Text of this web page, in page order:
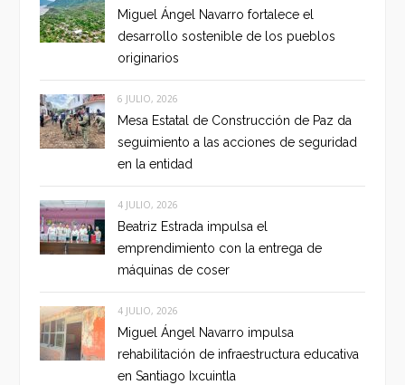
Miguel Ángel Navarro fortalece el
desarrollo sostenible de los pueblos
originarios
6 JULIO, 2026
Mesa Estatal de Construcción de Paz da
seguimiento a las acciones de seguridad
en la entidad
4 JULIO, 2026
Beatriz Estrada impulsa el
emprendimiento con la entrega de
máquinas de coser
4 JULIO, 2026
Miguel Ángel Navarro impulsa
rehabilitación de infraestructura educativa
en Santiago Ixcuintla